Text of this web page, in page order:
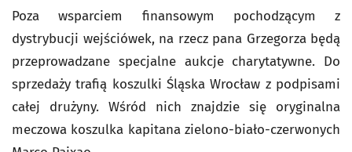
Poza wsparciem finansowym pochodzącym z
dystrybucji wejściówek, na rzecz pana Grzegorza będą
przeprowadzane specjalne aukcje charytatywne. Do
sprzedaży trafią koszulki Śląska Wrocław z podpisami
całej drużyny. Wśród nich znajdzie się oryginalna
meczowa koszulka kapitana zielono-biało-czerwonych